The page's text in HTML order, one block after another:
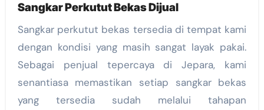
Sangkar Perkutut Bekas Dijual
Sangkar perkutut bekas tersedia di tempat kami
dengan kondisi yang masih sangat layak pakai.
Sebagai penjual tepercaya di Jepara, kami
senantiasa memastikan setiap sangkar bekas
yang tersedia sudah melalui tahapan